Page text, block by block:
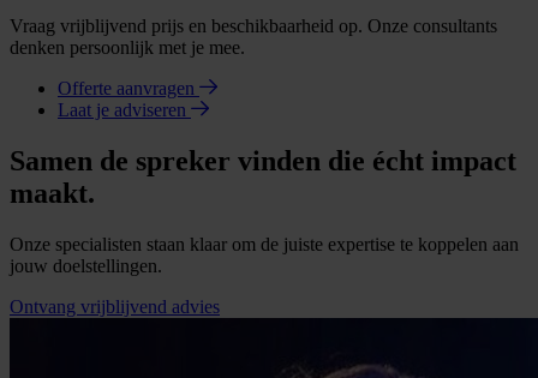
Vraag vrijblijvend prijs en beschikbaarheid op. Onze consultants
denken persoonlijk met je mee.
Offerte aanvragen
Laat je adviseren
Samen de spreker vinden die écht impact
maakt.
Onze specialisten staan klaar om de juiste expertise te koppelen aan
jouw doelstellingen.
Ontvang vrijblijvend advies